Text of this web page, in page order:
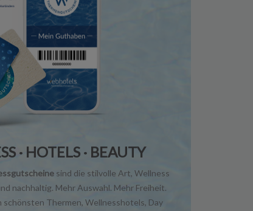
· HOTELS · BEAUTY
sind die stilvolle Art, Wellness
nachhaltig. Mehr Auswahl. Mehr Freiheit.
schönsten Thermen, Wellnesshotels, Day